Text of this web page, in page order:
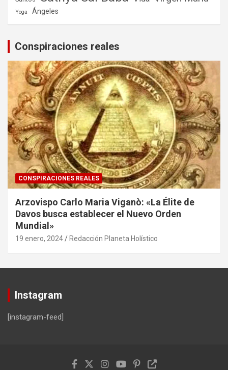
Yoga Ángeles
Conspiraciones reales
CONSPIRACIONES REALES
Arzovispo Carlo Maria Viganò: «La Élite de
Davos busca establecer el Nuevo Orden
Mundial»
19 enero, 2024 Redacción Planeta Holístico
Instagram
[instagram-feed]